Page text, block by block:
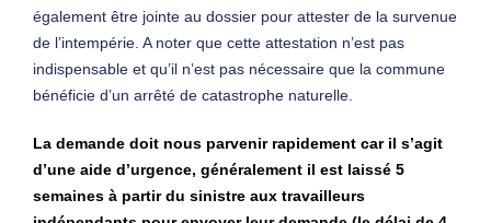
également être jointe au dossier pour attester de la survenue
de l’intempérie. A noter que cette attestation n’est pas
indispensable et qu’il n’est pas nécessaire que la commune
bénéficie d’un arrêté de catastrophe naturelle.
La demande doit nous parvenir rapidement car il s’agit
d’une aide d’urgence, généralement il est laissé 5
semaines à partir du sinistre aux travailleurs